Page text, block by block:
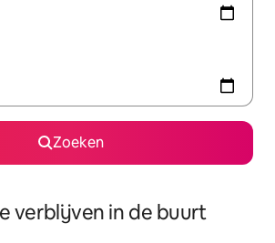
Zoeken
verblijven in de buurt